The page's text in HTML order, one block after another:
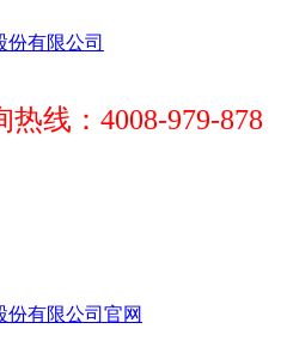
热线：4008-979-878